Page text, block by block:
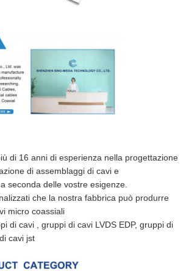
di 16 anni di esperienza nella progettazione
di assemblaggi di cavi e
seconda delle vostre esigenze.
che la nostra fabbrica può produrre
micro coassiali
di cavi , gruppi di cavi LVDS EDP, gruppi di
cavi jst